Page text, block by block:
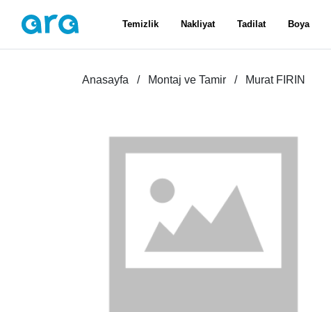
Temizlik Nakliyat Tadilat Boya
Anasayfa Montaj ve Tamir Murat FIRIN